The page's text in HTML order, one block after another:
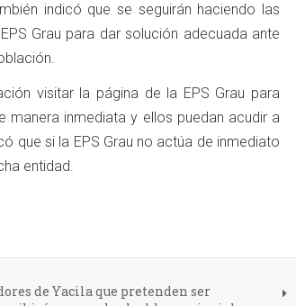
indicó que se seguirán haciendo las
Grau para dar solución adecuada ante
visitar la página de la EPS Grau para
inmediata y ellos puedan acudir a
que si la EPS Grau no actúa de inmediato
entidad.
de Yacila que pretenden ser